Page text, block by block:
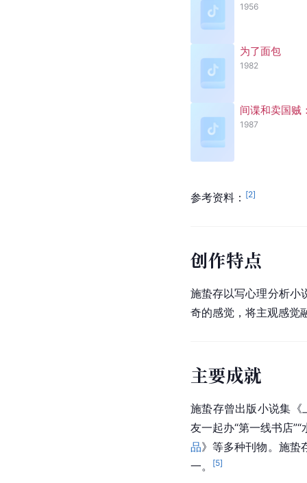
1956
为了面包
1982
间谍和卖国贼
1987
参考资料： [2]
创作特点
施蛰存以写心理分析小
奇的感觉，将主观感觉
主要成就
施蛰存曾出版小说集《
友一起办“第一线书店
品》等多种刊物。施蛰
一。
[5]